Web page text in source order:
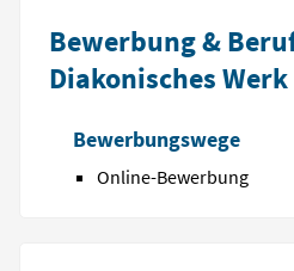
Bewerbung &
Diakonisches
Bewerbungswege
Online-Bewerbung